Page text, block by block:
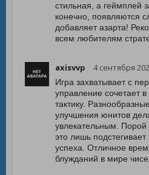
стильная, а геймплей
конечно, появляются
добавляет азарта!
всем любителям
axisvvp 4 сентября
Игра захватывает с
управление сочетает
тактику.
улучшения юнитов
увлекательным. Порой
это лишь
успеха. Отличное
блужданий в мире